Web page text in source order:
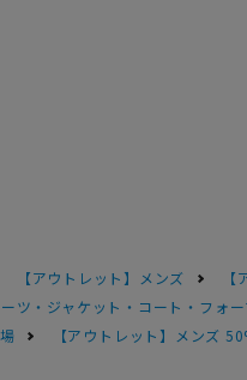
【アウトレット】メンズ
ツ・ジャケット・コート・フォ
【アウトレット】メンズ